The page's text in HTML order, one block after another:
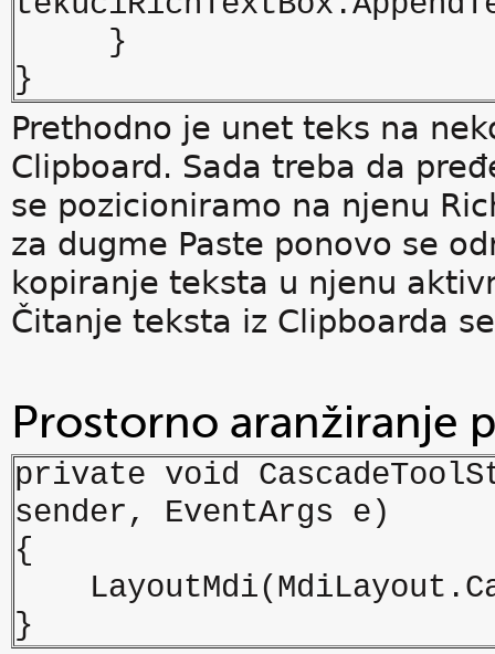
}
}
Prethodno je unet teks na
Clipboard. Sada treba da
se pozicioniramo na njenu
za dugme Paste ponovo se
kopiranje teksta u njenu
Čitanje teksta iz Clipboarda
Prostorno aranžiranje
private void
sender, EventArgs e)
{
}